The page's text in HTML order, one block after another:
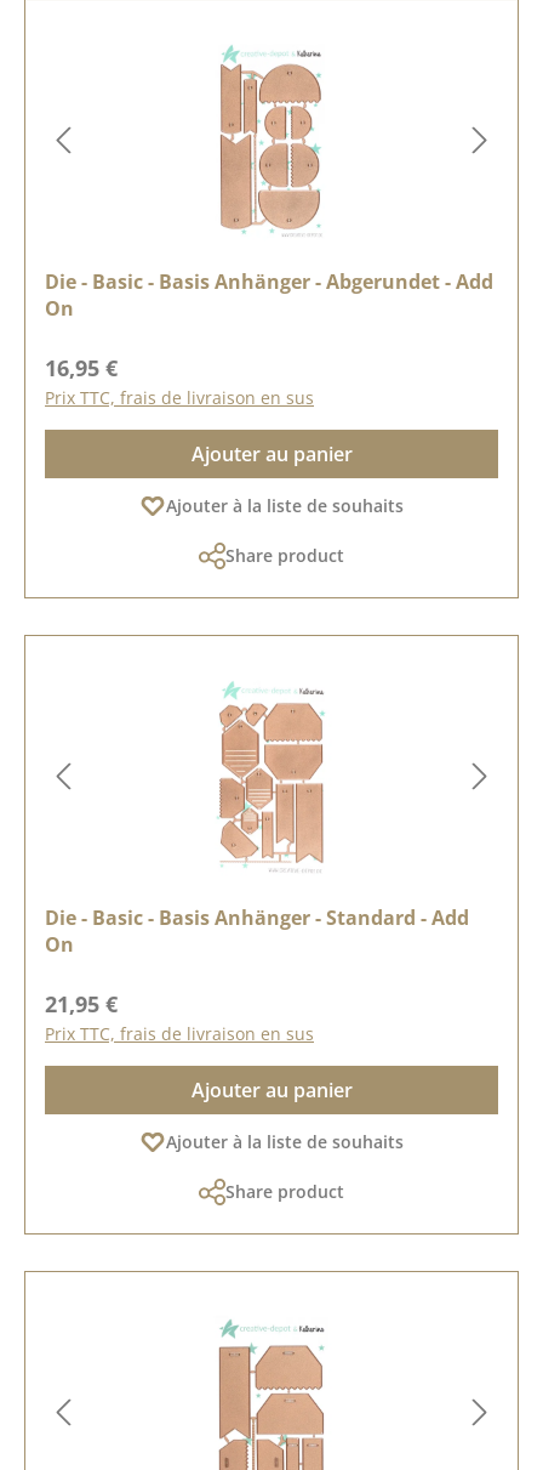
Die - Basic - Basis Anhänger - Abgerundet - Add
On
Prix régulier :
16,95 €
Prix TTC, frais de livraison en sus
Ajouter au panier
Ajouter à la liste de souhaits
Share product
Die - Basic - Basis Anhänger - Standard - Add
On
Prix régulier :
21,95 €
Prix TTC, frais de livraison en sus
Ajouter au panier
Ajouter à la liste de souhaits
Share product